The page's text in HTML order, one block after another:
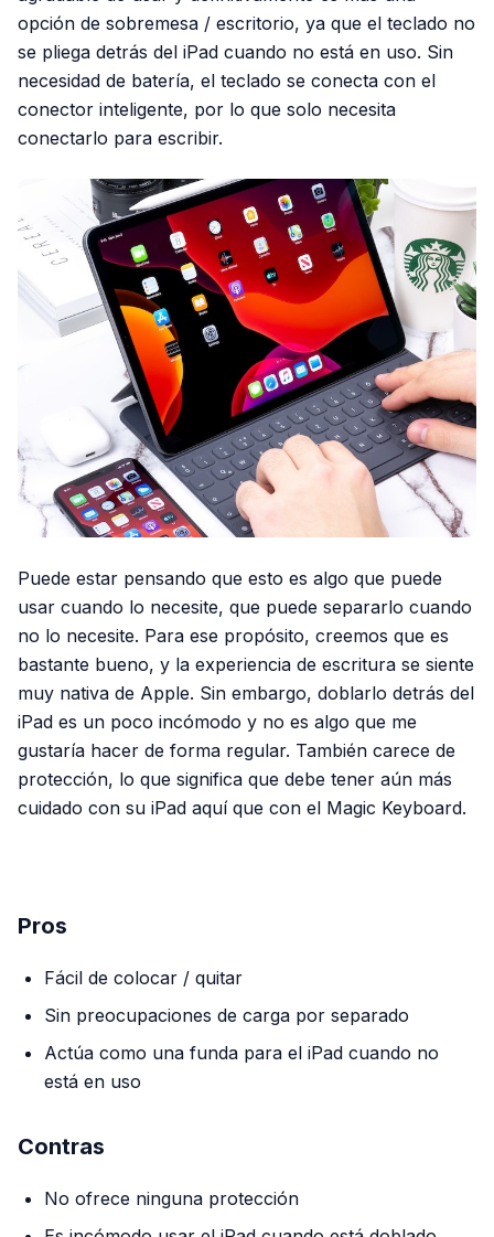
opción de sobremesa / escritorio, ya que el teclado no
se pliega detrás del iPad cuando no está en uso. Sin
necesidad de batería, el teclado se conecta con el
conector inteligente, por lo que solo necesita
conectarlo para escribir.
Puede estar pensando que esto es algo que puede
usar cuando lo necesite, que puede separarlo cuando
no lo necesite. Para ese propósito, creemos que es
bastante bueno, y la experiencia de escritura se siente
muy nativa de Apple. Sin embargo, doblarlo detrás del
iPad es un poco incómodo y no es algo que me
gustaría hacer de forma regular. También carece de
protección, lo que significa que debe tener aún más
cuidado con su iPad aquí que con el Magic Keyboard.
Pros
Fácil de colocar / quitar
Sin preocupaciones de carga por separado
Actúa como una funda para el iPad cuando no
está en uso
Contras
No ofrece ninguna protección